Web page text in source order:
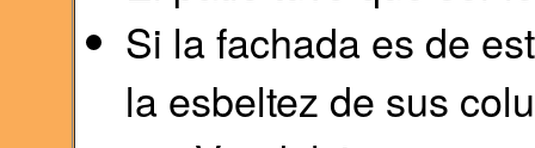
Si la fachada es de
la esbeltez de sus